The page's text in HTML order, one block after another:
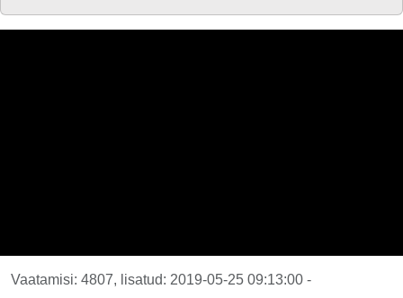
Vaatamisi: 4807, lisatud: 2019-05-25 09:13:00 -